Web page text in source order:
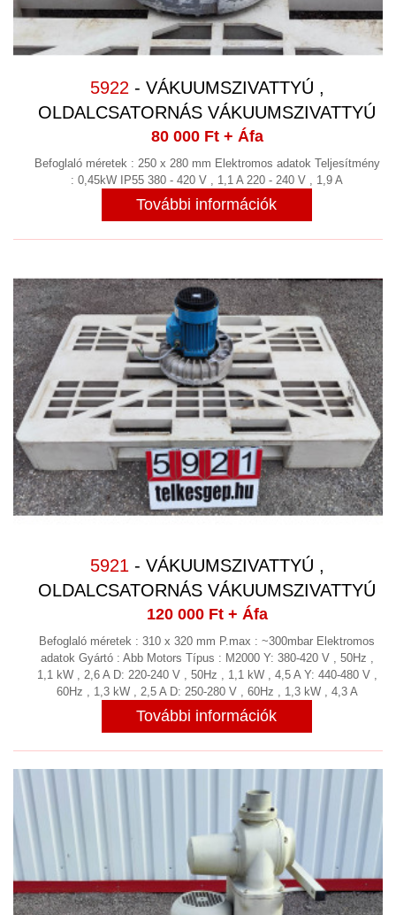
5922- VÁKUUMSZIVATTYÚ ,
OLDALCSATORNÁS VÁKUUMSZIVATTYÚ
80 000 Ft+ Áfa
Befoglaló méretek : 250 x 280 mm Elektromos adatok Teljesítmény
: 0,45kW IP55 380 - 420 V , 1,1 A 220 - 240 V , 1,9 A
További információk
5921 - VÁKUUMSZIVATTYÚ ,
OLDALCSATORNÁS VÁKUUMSZIVATTYÚ
120 000 Ft+ Áfa
Befoglaló méretek : 310 x 320 mm P.max : ~300mbar Elektromos
adatok Gyártó : Abb Motors Típus : M2000 Y: 380-420 V , 50Hz ,
1,1 kW , 2,6 A D: 220-240 V , 50Hz , 1,1 kW , 4,5 A Y: 440-480 V ,
60Hz , 1,3 kW , 2,5 A D: 250-280 V , 60Hz , 1,3 kW , 4,3 A
További információk